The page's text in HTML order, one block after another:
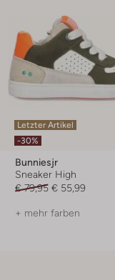
Letzter Artikel
-30%
Bunniesjr
Sneaker High
€ 79,95 € 55,99
+ mehr farben